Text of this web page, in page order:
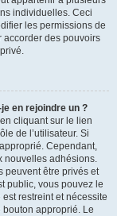
individuelles. Ceci
les permissions de
accorder des pouvoirs
en rejoindre un ?
cliquant sur le lien
de l’utilisateur. Si
Cependant,
nouvelles adhésions.
peuvent être privés et
public, vous pouvez le
restreint et nécessite
approprié. Le